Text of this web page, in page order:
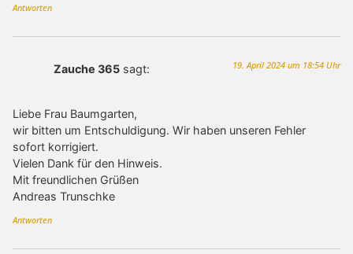
Antworten
Zauche 365 sagt: 19. April 2024 um 18:54 Uhr
Liebe Frau Baumgarten,
wir bitten um Entschuldigung. Wir haben unseren Fehler
sofort korrigiert.
Vielen Dank für den Hinweis.
Mit freundlichen Grüßen
Andreas Trunschke
Antworten